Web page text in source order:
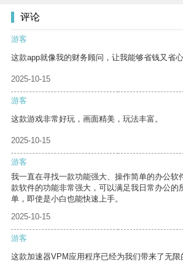
评论
游客
这款app就像我的财务顾问，让我能够省钱又省心
2025-10-15
游客
这款游戏非常好玩，画面精美，玩法丰富。
2025-10-15
游客
我一直在寻找一款功能强大、操作简单的办公软
款软件的功能非常强大，可以满足我日常办公的
单，即使是小白也能快速上手。
2025-10-15
游客
这款加速器VPM应用程序已经为我们带来了无限